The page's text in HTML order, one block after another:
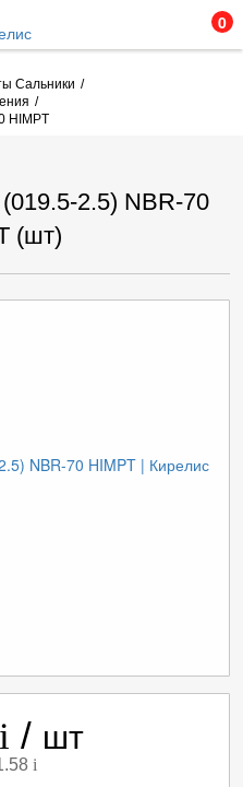
0
Сальники
HIMPT
2.5) NBR-70
(шт)
i / шт
i